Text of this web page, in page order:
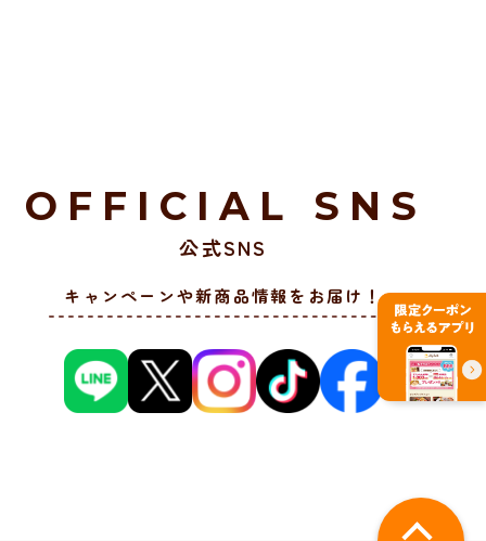
OFFICIAL SNS
公式SNS
キャンペーンや新商品情報をお届け！